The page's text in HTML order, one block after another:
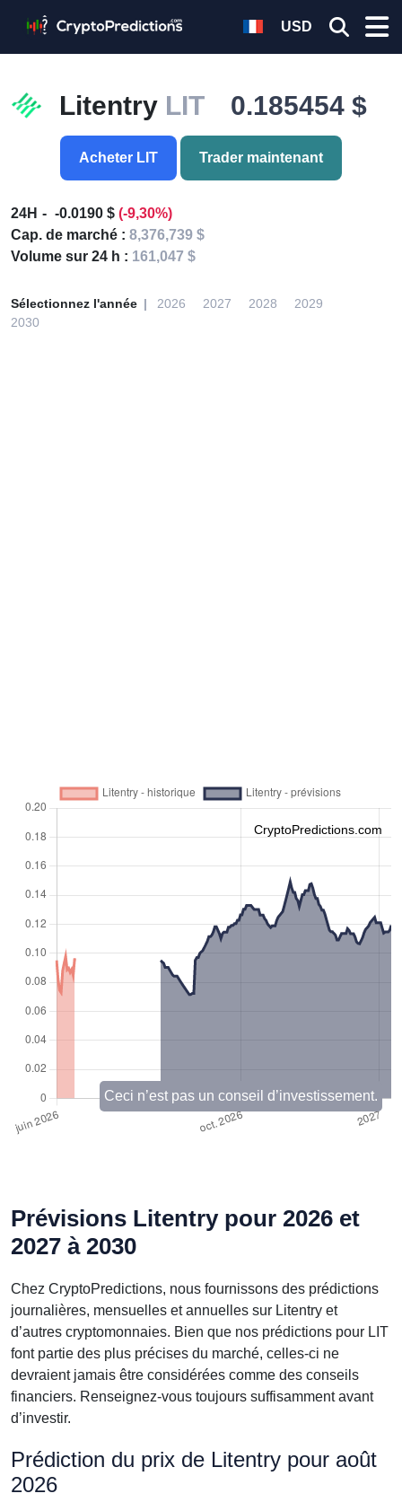
USD
Litentry LIT 0.185454 $
Acheter LIT Trader maintenant
24H -0.0190 $ (-9,30%)
Cap. de marché : 8,376,739 $
Volume sur 24 h : 161,047 $
Sélectionnez l'année 2026 2027 2028
2029
2030
CryptoPredictions.com
Ceci n’est pas un conseil d’investissement.
Prévisions Litentry pour 2026 et
2027 à 2030
Chez CryptoPredictions, nous fournissons des prédictions
journalières, mensuelles et annuelles sur Litentry et
d’autres cryptomonnaies. Bien que nos prédictions pour LIT
font partie des plus précises du marché, celles-ci ne
devraient jamais être considérées comme des conseils
financiers. Renseignez-vous toujours suffisamment avant
d’investir.
Prédiction du prix de Litentry pour août
2026